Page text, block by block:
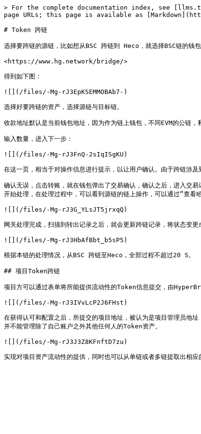
> For the complete documentation index, see
page URLs; this page is available as
# Token 跨链
选择要跨链的源链，比如想从BSC 跨链到 Heco，就选择BSC链的钱
<https://www.hg.network/bridge/>
得到如下图：
![](/files/-Mg-rJ3EpKSEMMOBAb7-)
选择好要跨链的资产，选择源链与目标链。
收款地址默认是当前钱包地址，因为作为链上钱包，不同EVM的公链
输入数量，进入下一步：
![](/files/-Mg-rJ3FnQ-2sIqISgKU)
在这一页，相当于对操作信息进行提示，以让用户确认。由于跨链涉
确认无误，点击转账，就在钱包弹出了交易确认，确认之后，进入交
开始处理，在处理过程中，可以看到源链的链上操作，可以通过“查看
![](/files/-Mg-rJ3G_YLsJT5jrxqQ)
网关处理完成，扫描到转出记录之后，就会更新跨链记录，将状态变
![](/files/-Mg-rJ3HbAfBbt_b5sP5)
根据本链的处理情况，从BSC 跨链至Heco，全部过程不超过20 S。
## 项目Token跨链
项目方可以通过表单将所能提供流动性的Token信息提交，由
![](/files/-Mg-rJ3IVvLcP2J6FHst)
在获得认可和配置之后，所提交的项目地址，被认为是项目管理员地
并不能管理除了自己账户之外其他任何人的Token资产。
![](/files/-Mg-rJ3J3Z8KFnftD7zu)